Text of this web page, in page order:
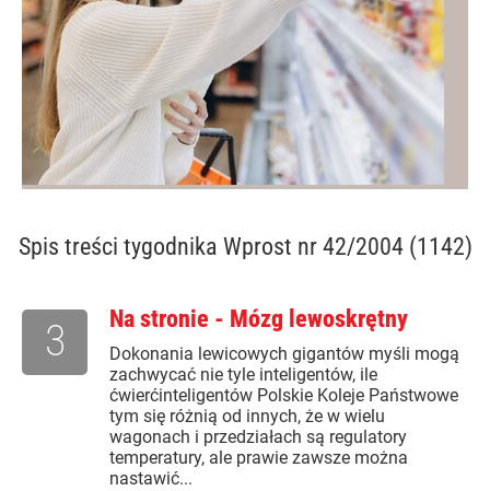
Spis treści tygodnika Wprost nr 42/2004 (1142)
Na stronie - Mózg lewoskrętny
Dokonania lewicowych gigantów myśli mogą
zachwycać nie tyle inteligentów, ile
ćwierćinteligentów Polskie Koleje Państwowe
tym się różnią od innych, że w wielu
wagonach i przedziałach są regulatory
temperatury, ale prawie zawsze można
nastawić...
3